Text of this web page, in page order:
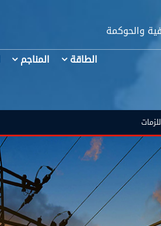
والحوكمة
الطاقة المناجم